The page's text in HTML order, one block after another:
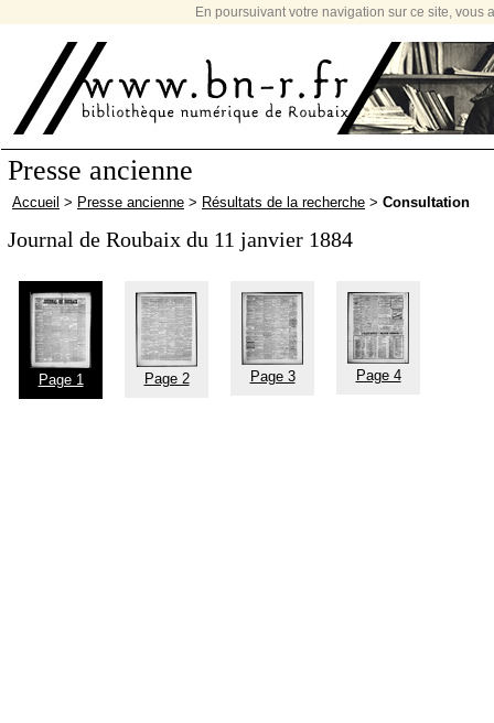
En poursuivant votre navigation sur ce site,
Presse ancienne
Accueil > Presse ancienne > Résultats de la recherche > Consultation
Journal de Roubaix du 11 janvier 1884
Page 1 Page 2 Page 3 Page 4